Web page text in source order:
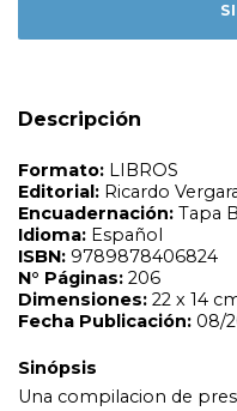
Descripción
Dimensiones:22 x 14 cm
Una compilacion de
praxis cotidiana.